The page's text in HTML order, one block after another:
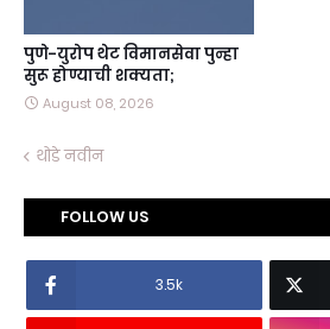
पुणे-युरोप थेट विमानसेवा पुन्हा
सुरू होण्याची शक्यता;
August 08, 2026
थोडे नवीन
FOLLOW US
3.5k